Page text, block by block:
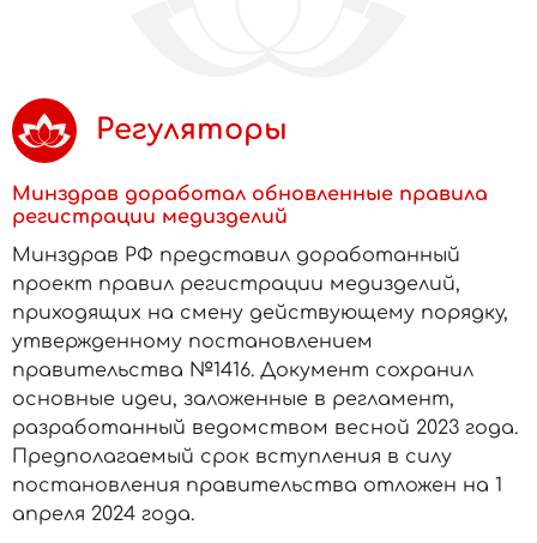
Регуляторы
Минздрав доработал обновленные правила
регистрации медизделий
Минздрав РФ представил доработанный
проект правил регистрации медизделий,
приходящих на смену действующему порядку,
утвержденному постановлением
правительства №1416. Документ сохранил
основные идеи, заложенные в регламент,
разработанный ведомством весной 2023 года.
Предполагаемый срок вступления в силу
постановления правительства отложен на 1
апреля 2024 года.